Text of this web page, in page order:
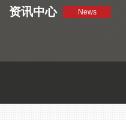
资讯中心 News